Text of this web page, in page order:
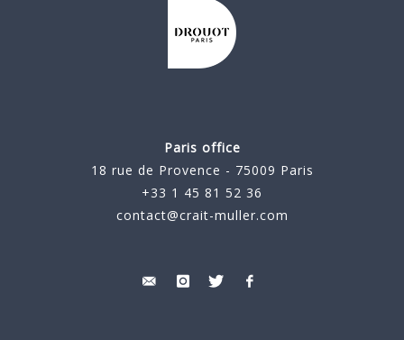
Paris office
18 rue de Provence - 75009 Paris
+33 1 45 81 52 36
contact@crait-muller.com